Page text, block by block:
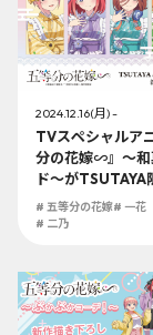
2024.12.16(月) -
TVスペシャルア
分の花嫁∽』～和
ド～がTSUTAYA
年1月31日（金）
定!!
# 五等分の花嫁# 一花
# 二乃